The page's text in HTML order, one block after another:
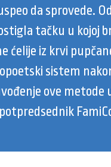
da sprovede.
tačku u kojoj
ćelije iz krvi
sistem
ove metode